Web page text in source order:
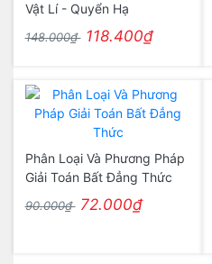
Vật Lí - Quyển Hạ
148.000₫ 118.400₫
Phân Loại Và Phương Pháp
Giải Toán Bất Đẳng Thức
90.000₫ 72.000₫